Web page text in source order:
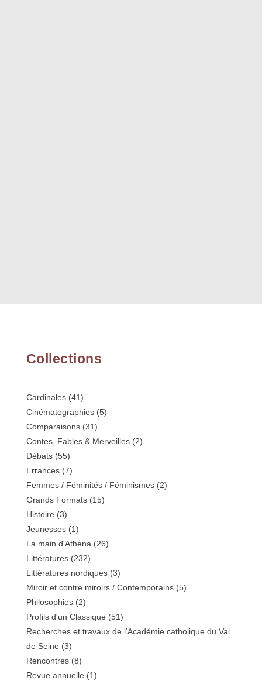
Collections
Cardinales(41)
Cinématographies(5)
Comparaisons(31)
Contes, Fables & Merveilles(2)
Débats(55)
Errances(7)
Femmes / Féminités / Féminismes(2)
Grands Formats(15)
Histoire (3)
Jeunesses(1)
La main d'Athena (26)
Littératures(232)
Littératures nordiques(3)
Miroir et contre miroirs / Contemporains(5)
Philosophies(2)
Profils d'un Classique (51)
Recherches et travaux de l’Académie catholique du Val
de Seine (3)
Rencontres(8)
Revue annuelle (1)